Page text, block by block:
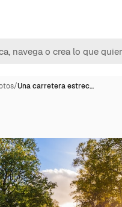
/Una carretera estrec…